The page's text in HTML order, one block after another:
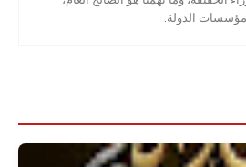
الدولة.